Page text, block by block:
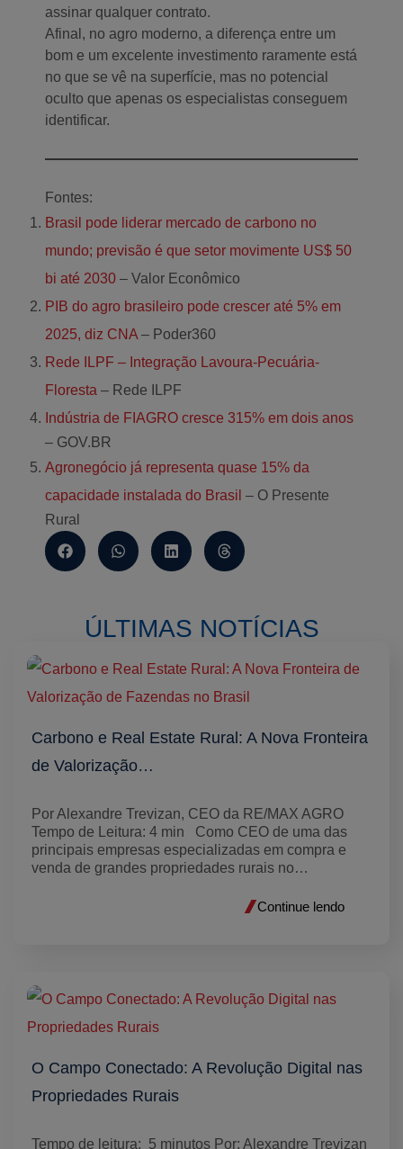
assinar qualquer contrato.
Afinal, no agro moderno, a diferença entre um
bom e um excelente investimento raramente está
no que se vê na superfície, mas no potencial
oculto que apenas os especialistas conseguem
identificar.
Fontes:
Brasil pode liderar mercado de carbono no
mundo; previsão é que setor movimente US$ 50
bi até 2030 – Valor Econômico
PIB do agro brasileiro pode crescer até 5% em
2025, diz CNA – Poder360
Rede ILPF – Integração Lavoura-Pecuária-
Floresta – Rede ILPF
Indústria de FIAGRO cresce 315% em dois anos
– GOV.BR
Agronegócio já representa quase 15% da
capacidade instalada do Brasil – O Presente
Rural
ÚLTIMAS NOTÍCIAS
Carbono e Real Estate Rural: A Nova Fronteira
de Valorização…
Por Alexandre Trevizan, CEO da RE/MAX AGRO
Tempo de Leitura: 4 min Como CEO de uma das
principais empresas especializadas em compra e
venda de grandes propriedades rurais no…
Continue lendo
O Campo Conectado: A Revolução Digital nas
Propriedades Rurais
Tempo de leitura: 5 minutos Por: Alexandre Trevizan